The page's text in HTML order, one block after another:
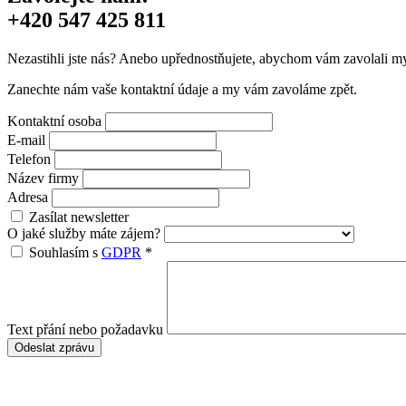
+420 547 425 811
Nezastihli jste nás? Anebo upřednostňujete, abychom vám zavolali
Zanechte nám vaše kontaktní údaje a my vám zavoláme zpět.
Kontaktní osoba
E-mail
Telefon
Název firmy
Adresa
Zasílat newsletter
O jaké služby máte zájem?
Souhlasím s GDPR *
Text přání nebo požadavku